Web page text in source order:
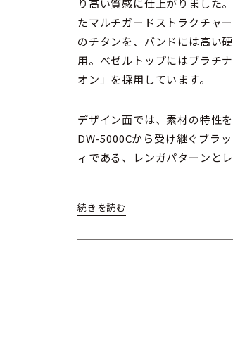
り高い質感に仕上がりました
たマルチガードストラクチャ
のチタンを、バンドには高い
用。ベゼルトップにはプラチ
オン」を採用しています。
デザイン面では、素材の特性
DW-5000Cから受け継ぐブラ
ィである、レンガパターンと
も兼ね備えました。